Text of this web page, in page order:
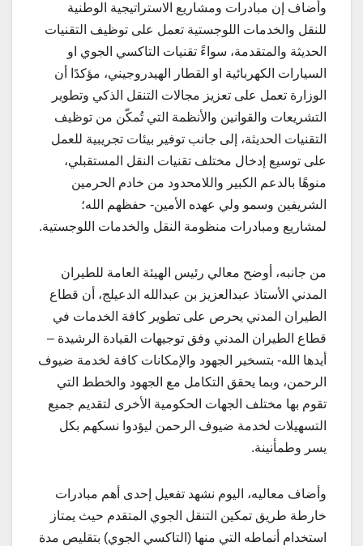
وأضاف إن مبادرات ومشاريع الاستراتيجية الوطنية
للنقل والخدمات اللوجستية تعمل على توظيف التقنيات
الحديثة والمتقدمة، سواءً تقنيات التاكسي الجوي او
السيارات الكهربائية او القطار الهيدروجيني، مؤكدًا أن
الوزارة تعمل على تعزيز مجالات التنقل الذكي وتطوير
التشريعات والقوانين والأنظمة التي تُمكّن من توظيف
التقنيات الحديثة، إلى جانب توفير بيئات تجريبية للعمل
على توسيع إدخال مختلف تقنيات النقل المستقبلي،
منوهًا بالدعم الكبير واللامحدود من خادم الحرمين
الشريفين وسمو ولي عهده الأمين- حفظهم الله؛
لمشاريع ومبادرات منظومة النقل والخدمات اللوجستية.
من جانبه، أوضح معالي رئيس الهيئة العامة للطيران
المدني الأستاذ عبدالعزيز بن عبدالله الدعيلج، أن قطاع
الطيران المدني يحرص على تطوير كافة الخدمات في
قطاع الطيران المدني وفق توجيهات القيادة الرشيدة –
أيدها الله- بتسخير الجهود والإمكانات كافة لخدمة ضيوف
الرحمن، وبما يحقق التكامل مع الجهود والخطط التي
تقوم بها مختلف الجهات الحكومية الأخرى لتقديم جميع
التسهيلات لخدمة ضيوف الرحمن ليؤدوا نسكهم بكل
يسر وطمأنينة.
وأضاف معاليه، اليوم نشهد تفعيل إحدى أهم مبادرات
خارطة طريق تمكين التنقل الجوي المتقدم حيث يمتاز
استخدام أنماطه التي منها (التاكسي الجوي) بتقليص مدة